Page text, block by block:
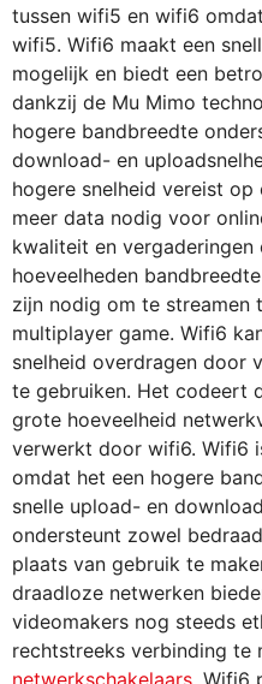
tussen wifi5 en wifi6
wifi5. Wifi6 maakt een
mogelijk en biedt een
dankzij de Mu Mimo
hogere bandbreedte
download- en
hogere snelheid vereist
meer data nodig voor
kwaliteit en
hoeveelheden
zijn nodig om te streamen
multiplayer game. Wifi6
snelheid overdragen door
te gebruiken. Het codeert
grote hoeveelheid
verwerkt door wifi6. Wifi6
omdat het een hogere
snelle upload- en
ondersteunt zowel
plaats van gebruik te
draadloze netwerken
videomakers nog steeds
rechtstreeks verbinding te
netwerkschakelaars .